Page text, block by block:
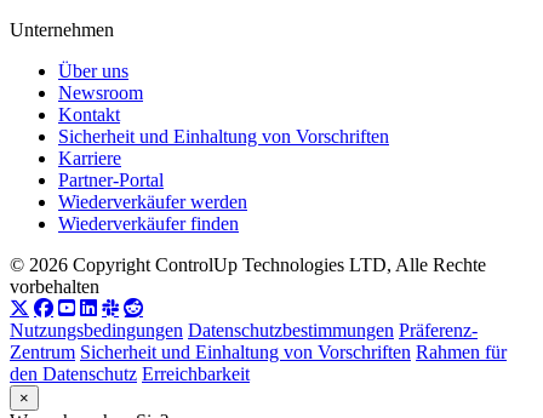
Unternehmen
Über uns
Newsroom
Kontakt
Sicherheit und Einhaltung von Vorschriften
Karriere
Partner-Portal
Wiederverkäufer werden
Wiederverkäufer finden
© 2026 Copyright ControlUp Technologies LTD, Alle Rechte
vorbehalten
Nutzungsbedingungen Datenschutzbestimmungen Präferenz-
Zentrum Sicherheit und Einhaltung von Vorschriften Rahmen für
den Datenschutz Erreichbarkeit
×